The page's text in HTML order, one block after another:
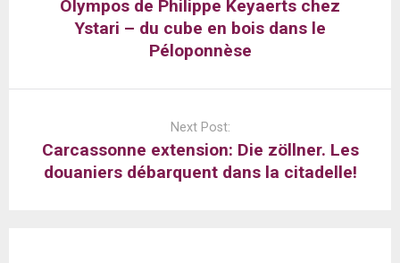
Olympos de Philippe Keyaerts chez
Ystari – du cube en bois dans le
Péloponnèse
Next Post:
Carcassonne extension: Die zöllner. Les
douaniers débarquent dans la citadelle!